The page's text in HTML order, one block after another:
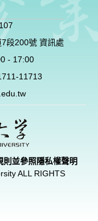
段200號 資訊處
- 17:00
11713
則並參照隱私權聲明
ALL RIGHTS